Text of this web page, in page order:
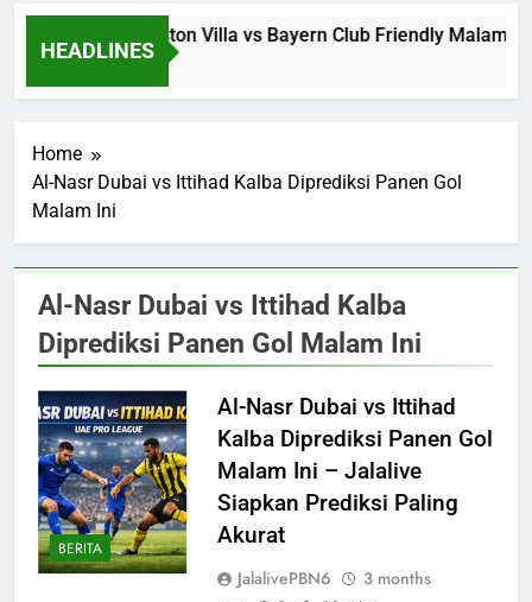
HEADLINES
Jalalive Aston Villa vs Bayern Club Friendly Malam
4 Hours Ago
Home
Al-Nasr Dubai vs Ittihad Kalba Diprediksi Panen Gol
Malam Ini
Al-Nasr Dubai vs Ittihad Kalba
Diprediksi Panen Gol Malam Ini
BERITA
Al-Nasr Dubai vs Ittihad
Kalba Diprediksi Panen Gol
Malam Ini – Jalalive
Siapkan Prediksi Paling
Akurat
JalalivePBN6
3 months